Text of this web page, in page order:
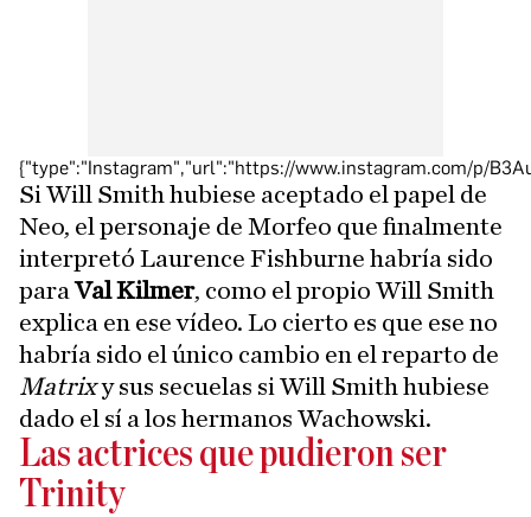
{"type":"Instagram","url":"https://www.instagram.com/p/
Si Will Smith hubiese aceptado el papel de
Neo, el personaje de Morfeo que finalmente
interpretó Laurence Fishburne habría sido
paraVal Kilmer, como el propio Will Smith
explica en ese vídeo. Lo cierto es que ese no
habría sido el único cambio en el reparto de
Matrixy sus secuelas si Will Smith hubiese
dado el sí a los hermanos Wachowski.
Las actrices que pudieron ser
Trinity